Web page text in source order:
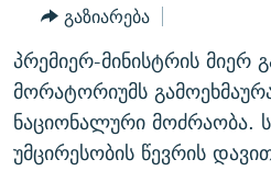
60 ᲓᲔᲪᲘᲑᲔᲚᲘ
ᲒᲐᲜᲙᲘᲗᲮᲕᲘᲡ ᲓᲦᲔ
ᲓᲘᲚᲘᲡ ᲡᲐᲣᲑᲠᲔᲑᲘ
ᲤᲔᲜᲝᲕᲐᲜᲘ - 2.10
ᲗᲥᲕᲔᲜᲘ ᲞᲣᲑᲚᲘᲙᲐᲪᲘᲔᲑᲘ
ᲞᲠᲝᲔᲥᲢᲔᲑᲘ
ᲣᲙᲠᲐᲘᲜᲐᲨᲘ ᲓᲐᲦᲣᲞᲣᲚᲘ
ᲓᲐᲛᲝᲣᲙᲘᲓᲔᲑᲚᲝᲑᲘᲡ 100 ᲬᲔᲚᲘ
ЭХО КАВКАЗА
გაზიარება
პრემიერ-მინისტრის მიერ
მორატორიუმს
ნაციონალური მოძრაობა.
უმცირესობის წევრის